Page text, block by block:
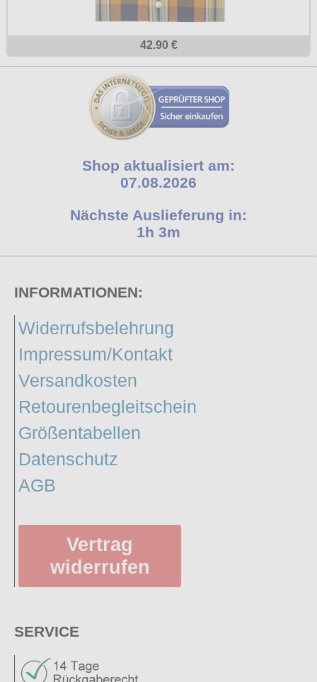
42.90 €
Shop aktualisiert am:
07.08.2026
Nächste Auslieferung in:
1h 3m
INFORMATIONEN:
Widerrufsbelehrung
Impressum/Kontakt
Versandkosten
Retourenbegleitschein
Größentabellen
Datenschutz
AGB
Vertrag
widerrufen
SERVICE